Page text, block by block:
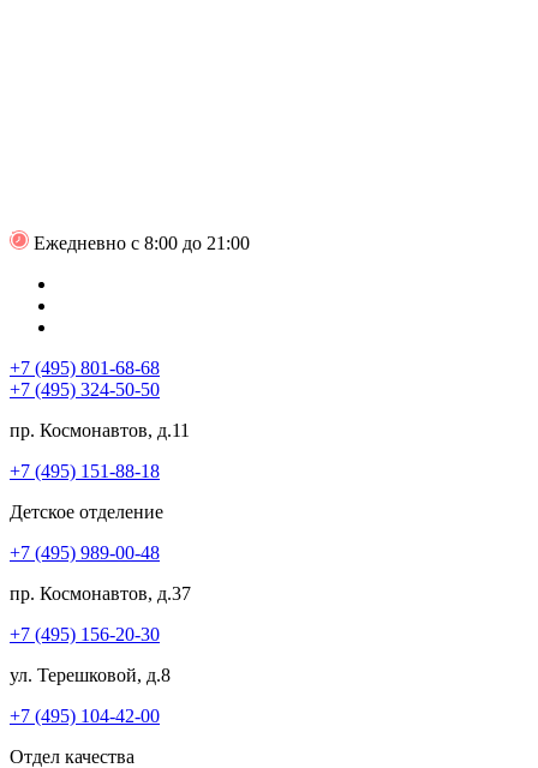
Ежедневно с 8:00 до 21:00
+7 (495) 801-68-68
+7 (495) 324-50-50
пр. Космонавтов, д.11
+7 (495) 151-88-18
Детское отделение
+7 (495) 989-00-48
пр. Космонавтов, д.37
+7 (495) 156-20-30
ул. Терешковой, д.8
+7 (495) 104-42-00
Отдел качества